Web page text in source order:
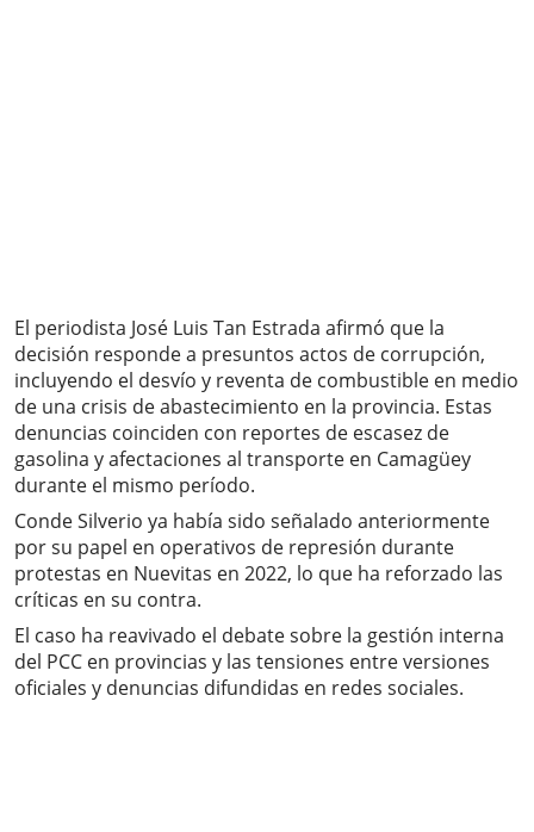
El periodista José Luis Tan Estrada afirmó que la
decisión responde a presuntos actos de corrupción,
incluyendo el desvío y reventa de combustible en medio
de una crisis de abastecimiento en la provincia. Estas
denuncias coinciden con reportes de escasez de
gasolina y afectaciones al transporte en Camagüey
durante el mismo período.
Conde Silverio ya había sido señalado anteriormente
por su papel en operativos de represión durante
protestas en Nuevitas en 2022, lo que ha reforzado las
críticas en su contra.
El caso ha reavivado el debate sobre la gestión interna
del PCC en provincias y las tensiones entre versiones
oficiales y denuncias difundidas en redes sociales.